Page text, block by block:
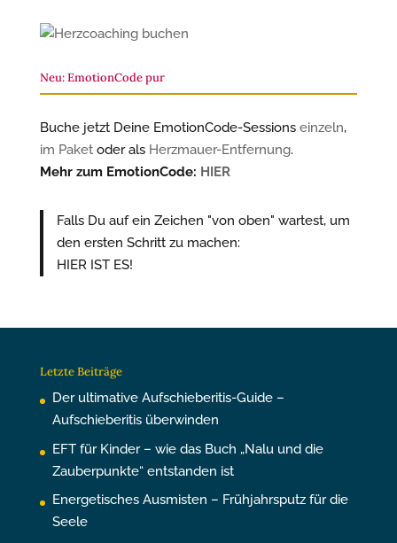
Neu: EmotionCode pur
Buche jetzt Deine EmotionCode-Sessions einzeln,
im Paketoder als Herzmauer-Entfernung.
Mehr zum EmotionCode: HIER
Falls Du auf ein Zeichen "von oben" wartest, um
den ersten Schritt zu machen:
HIER IST ES!
Letzte Beiträge
Der ultimative Aufschieberitis-Guide –
Aufschieberitis überwinden
EFT für Kinder – wie das Buch „Nalu und die
Zauberpunkte“ entstanden ist
Energetisches Ausmisten – Frühjahrsputz für die
Seele